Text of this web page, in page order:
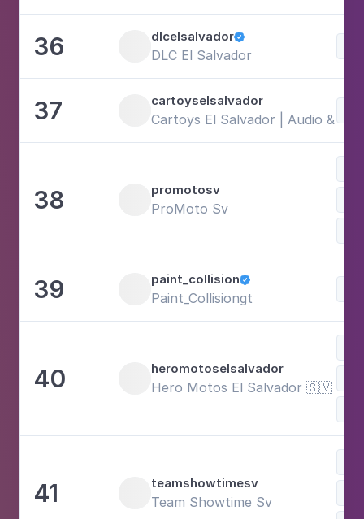
36 dlcelsalvador
DLC El Salvador
37 cartoyselsalvador
Cartoys El Salvador | Audio &
38 promotosv
ProMoto Sv
39 paint_collision
Paint_Collisiongt
40 heromotoselsalvador
Hero Motos El Salvador 🇸🇻
41 teamshowtimesv
Team Showtime Sv